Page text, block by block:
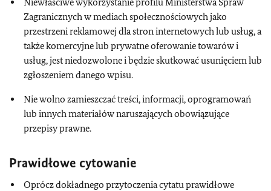
Zagranicznych w mediach społecznościowych jako
przestrzeni reklamowej dla stron internetowych lub usług, a
także komercyjne lub prywatne oferowanie towarów i
usług, jest niedozwolone i będzie skutkować usunięciem lub
zgłoszeniem danego wpisu.
Nie wolno zamieszczać treści, informacji, oprogramowań
lub innych materiałów naruszających obowiązujące
przepisy prawne.
Prawidłowe cytowanie
Oprócz dokładnego przytoczenia cytatu prawidłowe